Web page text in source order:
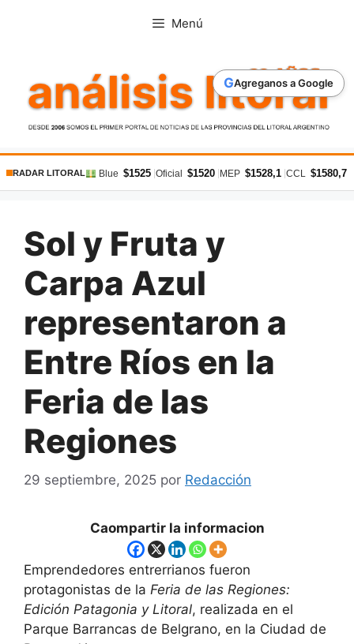
GAgreganos a Google
Menú
RADAR LITORAL Blue $1525 Oficial $1520 MEP $1528,1 CCL $1580,7
Sol y Fruta y
Carpa Azul
representaron a
Entre Ríos en la
Feria de las
Regiones
29 septiembre, 2025 por Redacción
Caompartir la informacion
Emprendedores entrerrianos fueron
protagonistas de la Feria de las Regiones:
Edición Patagonia y Litoral, realizada en el
Parque Barrancas de Belgrano, en la Ciudad de